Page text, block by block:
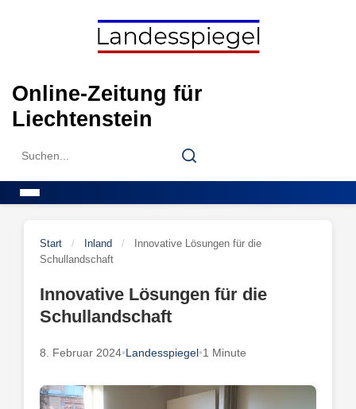
Online-Zeitung für
Liechtenstein
Search
Search
Start / Inland /
Innovative Lösungen für die
Schullandschaft
Innovative Lösungen für die
Schullandschaft
8. Februar 2024•Landesspiegel•1 Minute